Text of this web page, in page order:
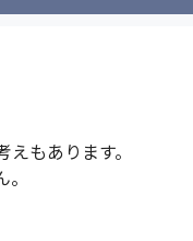
もあります。